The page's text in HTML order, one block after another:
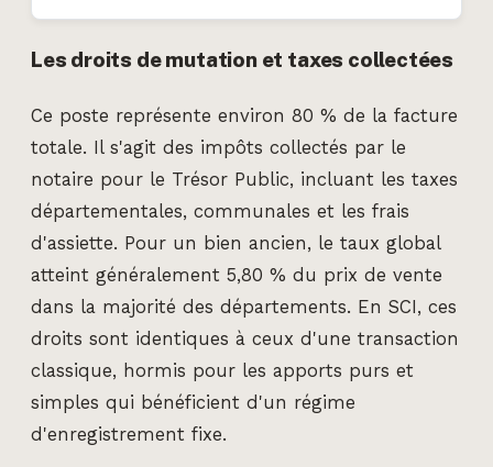
Les droits de mutation et taxes collectées
Ce poste représente environ 80 % de la facture
totale. Il s'agit des impôts collectés par le
notaire pour le Trésor Public, incluant les taxes
départementales, communales et les frais
d'assiette. Pour un bien ancien, le taux global
atteint généralement 5,80 % du prix de vente
dans la majorité des départements. En SCI, ces
droits sont identiques à ceux d'une transaction
classique, hormis pour les apports purs et
simples qui bénéficient d'un régime
d'enregistrement fixe.